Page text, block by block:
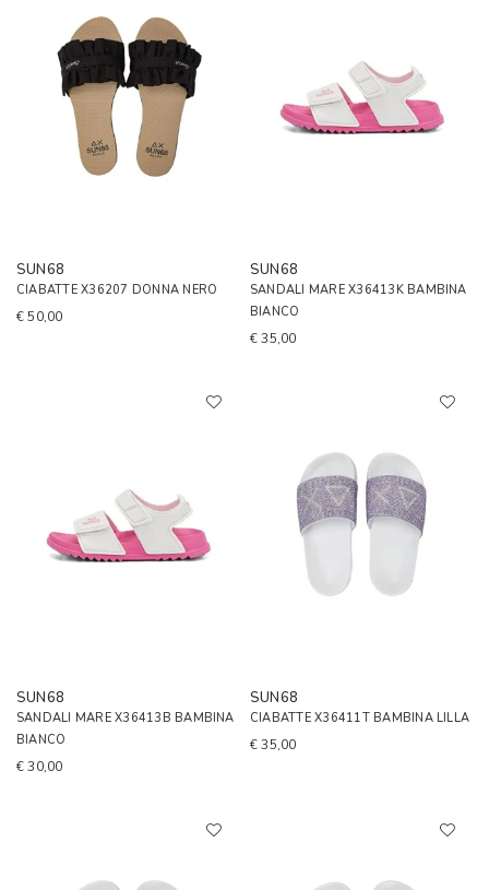
SUN68
CIABATTE X36207 DONNA NERO
€ 50,00
SUN68
SANDALI MARE X36413K BAMBINA
BIANCO
€ 35,00
SUN68
SANDALI MARE X36413B BAMBINA
BIANCO
€ 30,00
SUN68
CIABATTE X36411T BAMBINA LILLA
€ 35,00